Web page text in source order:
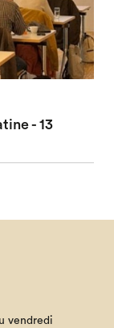
- 13
vendredi